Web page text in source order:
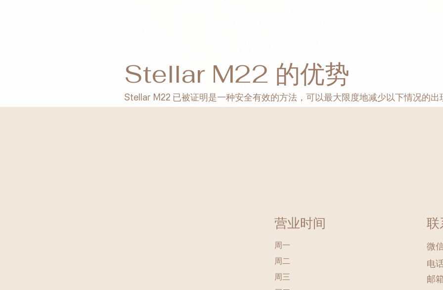
Stellar M22 的优势
Stellar M22 已被证明是一种安全有效的方法，可以最大限度地减少以下情况的出
营业时间
周一
周二
周三
联
微
电
邮